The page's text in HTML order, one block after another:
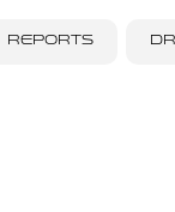
REPORTS